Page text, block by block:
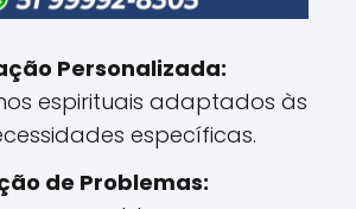
Personalizada:
espirituais adaptados às
específicas.
de Problemas: